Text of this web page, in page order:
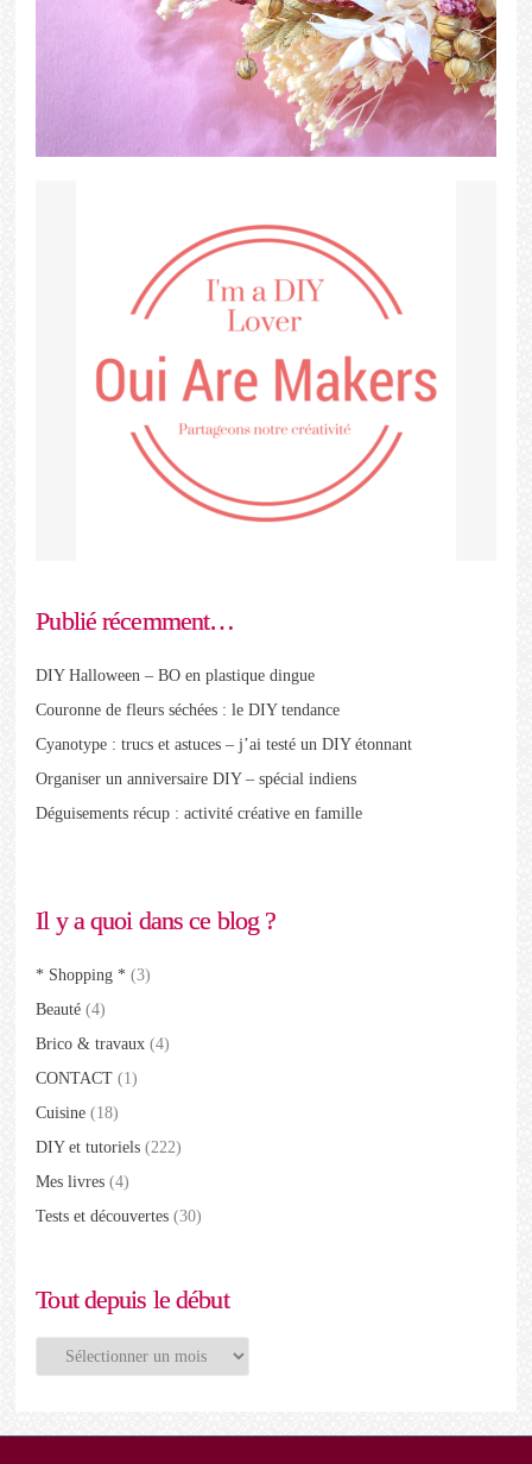
Publié récemment…
DIY Halloween – BO en plastique dingue
Couronne de fleurs séchées : le DIY tendance
Cyanotype : trucs et astuces – j’ai testé un DIY étonnant
Organiser un anniversaire DIY – spécial indiens
Déguisements récup : activité créative en famille
Il y a quoi dans ce blog ?
* Shopping * (3)
Beauté (4)
Brico & travaux (4)
CONTACT (1)
Cuisine (18)
DIY et tutoriels (222)
Mes livres (4)
Tests et découvertes (30)
Tout depuis le début